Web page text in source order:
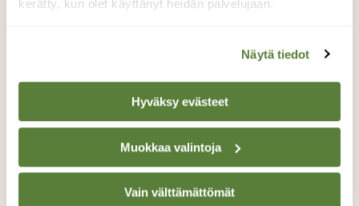
kerätty, kun olet käyttänyt heidän palvelujaan.
Näytä tiedot
Hyväksy evästeet
Muokkaa valintoja
Vain välttämättömät
Kettuperhe
Kaksi ketunpennuista temmelsi sillä välin kun
emo suoritti kolmannelle sisarukselle